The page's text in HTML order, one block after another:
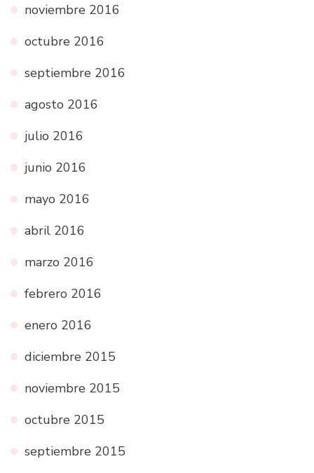
noviembre 2016
octubre 2016
septiembre 2016
agosto 2016
julio 2016
junio 2016
mayo 2016
abril 2016
marzo 2016
febrero 2016
enero 2016
diciembre 2015
noviembre 2015
octubre 2015
septiembre 2015